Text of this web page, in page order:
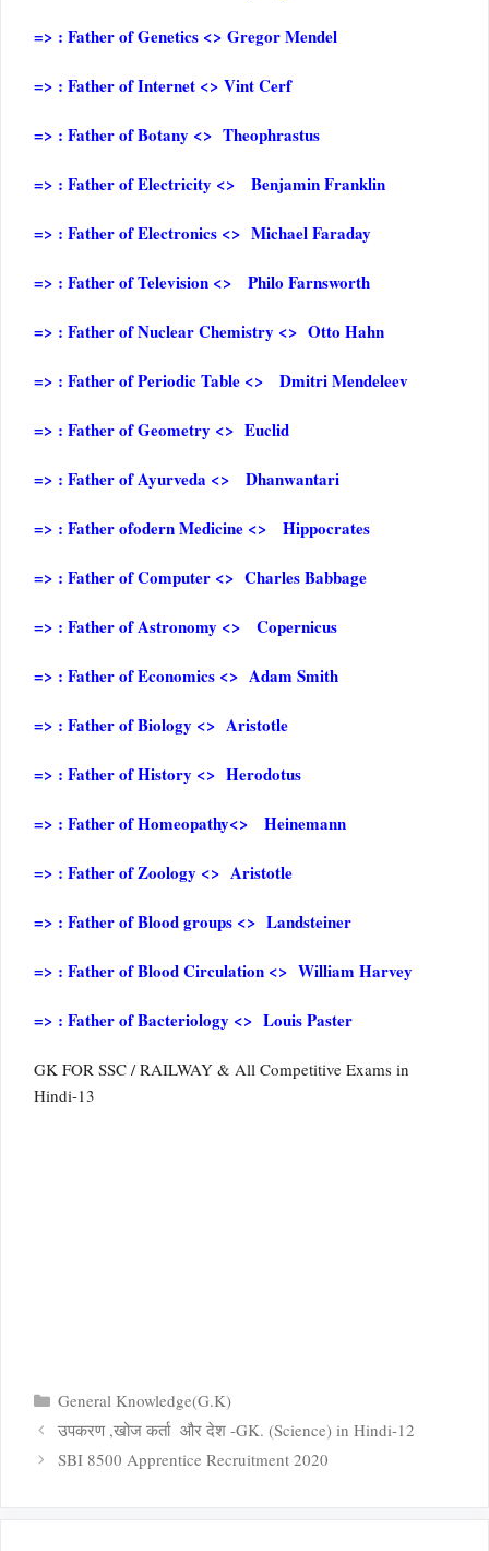
=> : Father of Genetics <> Gregor Mendel
=> : Father of Internet <> Vint Cerf
=> : Father of Botany <> Theophrastus
=> : Father of Electricity <> Benjamin Franklin
=> : Father of Electronics <> Michael Faraday
=> : Father of Television <> Philo Farnsworth
=> : Father of Nuclear Chemistry <> Otto Hahn
=> : Father of Periodic Table <> Dmitri Mendeleev
=> : Father of Geometry <> Euclid
=> : Father of Ayurveda <> Dhanwantari
=> : Father ofodern Medicine <> Hippocrates
=> : Father of Computer <> Charles Babbage
=> : Father of Astronomy <> Copernicus
=> : Father of Economics <> Adam Smith
=> : Father of Biology <> Aristotle
=> : Father of History <> Herodotus
=> : Father of Homeopathy<> Heinemann
=> : Father of Zoology <> Aristotle
=> : Father of Blood groups <> Landsteiner
=> : Father of Blood Circulation <> William Harvey
=> : Father of Bacteriology <> Louis Paster
GK FOR SSC / RAILWAY & All Competitive Exams in
Hindi-13
Categories
General Knowledge(G.K)
उपकरण ,खोज कर्ता और देश -GK. (Science) in Hindi-12
SBI 8500 Apprentice Recruitment 2020